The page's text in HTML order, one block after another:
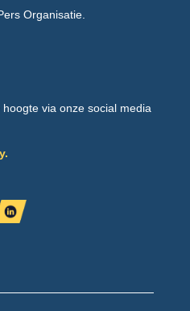
Organisatie.
via onze social media